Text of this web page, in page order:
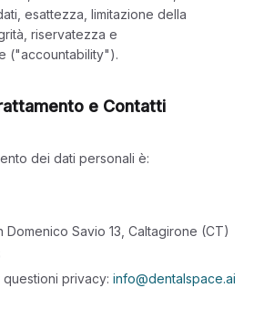
esattezza, limitazione della
riservatezza e
("accountability").
e Contatti
dei dati personali è:
Domenico Savio 13, Caltagirone (CT)
privacy: info@dentalspace.ai